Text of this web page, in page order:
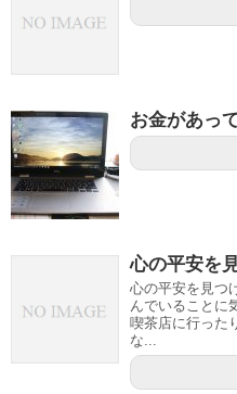
お金があっ
心の平安を
心の平安を見つ
んでいることに
喫茶店に行った
な...